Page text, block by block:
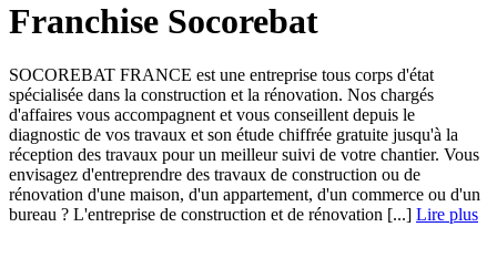
Franchise Socorebat
SOCOREBAT FRANCE est une entreprise tous corps d'état
spécialisée dans la construction et la rénovation. Nos chargés
d'affaires vous accompagnent et vous conseillent depuis le
diagnostic de vos travaux et son étude chiffrée gratuite jusqu'à la
réception des travaux pour un meilleur suivi de votre chantier. Vous
envisagez d'entreprendre des travaux de construction ou de
rénovation d'une maison, d'un appartement, d'un commerce ou d'un
bureau ? L'entreprise de construction et de rénovation [...] Lire plus